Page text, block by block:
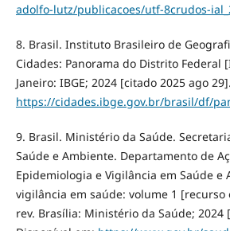
adolfo-lutz/publicacoes/utf-8crudos-
8. Brasil. Instituto Brasileiro de
Cidades: Panorama do Distrito Federal
Janeiro: IBGE; 2024 [citado 2025 ago
https://cidades.ibge.gov.br/brasil/df/
9. Brasil. Ministério da Saúde.
Saúde e Ambiente. Departamento de
Epidemiologia e Vigilância em Saúde e
vigilância em saúde: volume 1 [recurso
rev. Brasília: Ministério da Saúde; 2024